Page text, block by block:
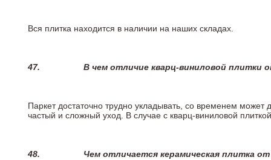
Вся плитка находится в наличии на наших складах.
47. В чем отличие кварц-виниловой плитки
Паркет достаточно трудно укладывать, со временем
частый и сложный уход. В случае с кварц-виниловой
48. Чем отличается керамическая плитка